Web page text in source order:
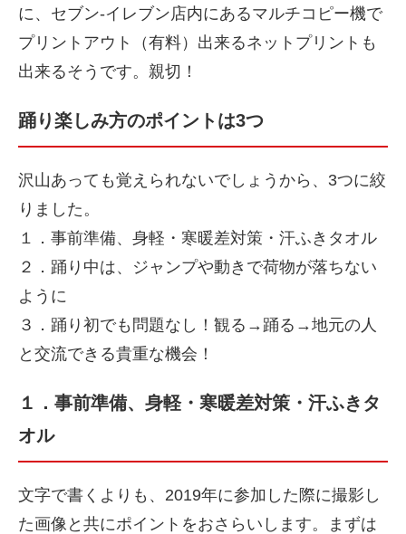
に、セブン-イレブン店内にあるマルチコピー機で
プリントアウト（有料）出来るネットプリントも
出来るそうです。親切！
踊り楽しみ方のポイントは3つ
沢山あっても覚えられないでしょうから、3つに絞
りました。
１．事前準備、身軽・寒暖差対策・汗ふきタオル
２．踊り中は、ジャンプや動きで荷物が落ちない
ように
３．踊り初でも問題なし！観る→踊る→地元の人
と交流できる貴重な機会！
１．事前準備、身軽・寒暖差対策・汗ふきタ
オル
文字で書くよりも、2019年に参加した際に撮影し
た画像と共にポイントをおさらいします。まずは